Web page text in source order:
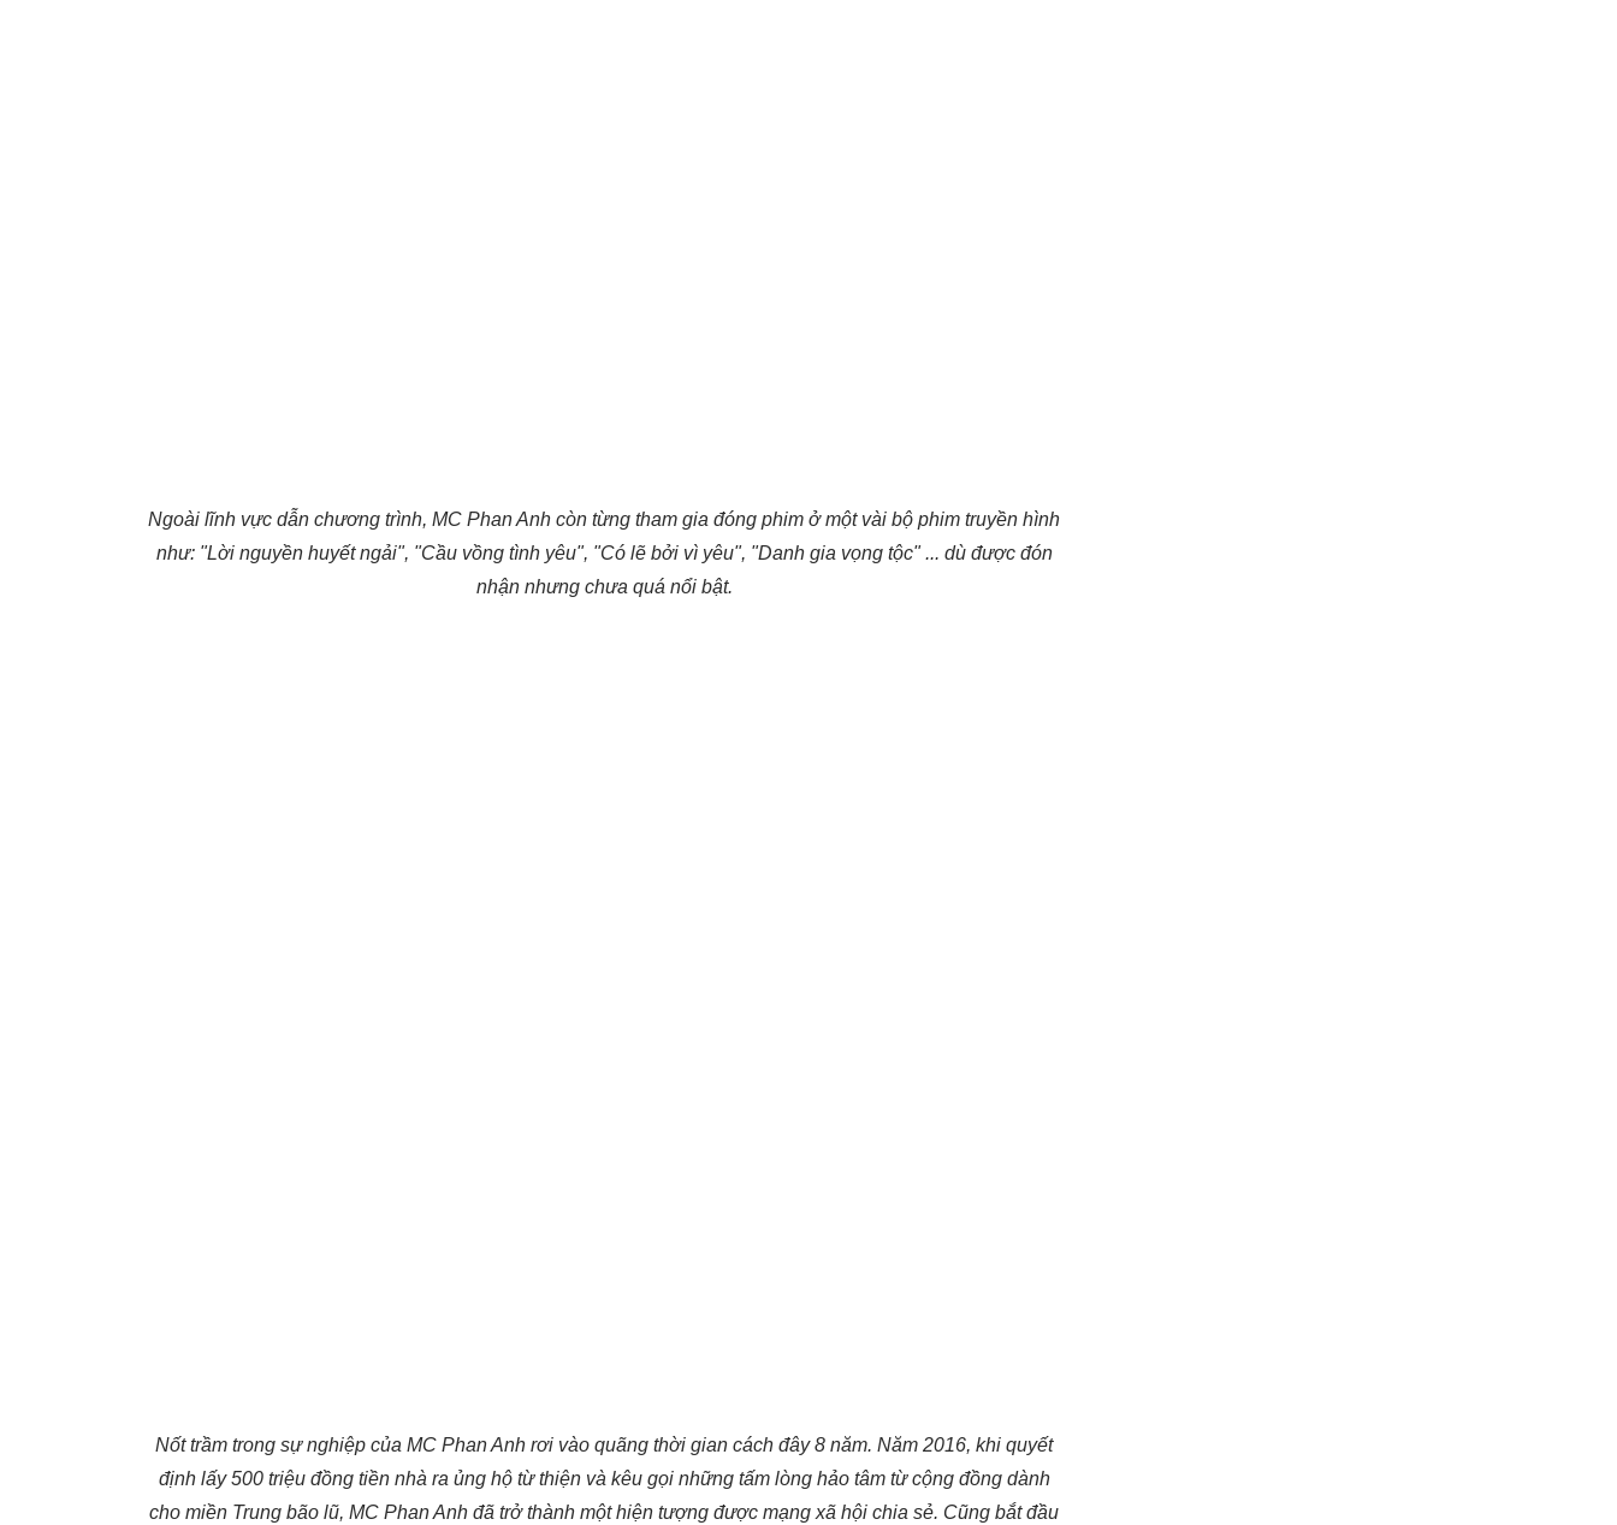
Ngoài lĩnh vực dẫn chương trình, MC Phan Anh còn từng tham gia đóng phim ở một vài bộ phim truyền hình
như: "Lời nguyền huyết ngải", "Cầu vồng tình yêu", "Có lẽ bởi vì yêu", "Danh gia vọng tộc" ... dù được đón
nhận nhưng chưa quá nổi bật.
Nốt trầm trong sự nghiệp của MC Phan Anh rơi vào quãng thời gian cách đây 8 năm. Năm 2016, khi quyết
định lấy 500 triệu đồng tiền nhà ra ủng hộ từ thiện và kêu gọi những tấm lòng hảo tâm từ cộng đồng dành
cho miền Trung bão lũ, MC Phan Anh đã trở thành một hiện tượng được mạng xã hội chia sẻ. Cũng bắt đầu